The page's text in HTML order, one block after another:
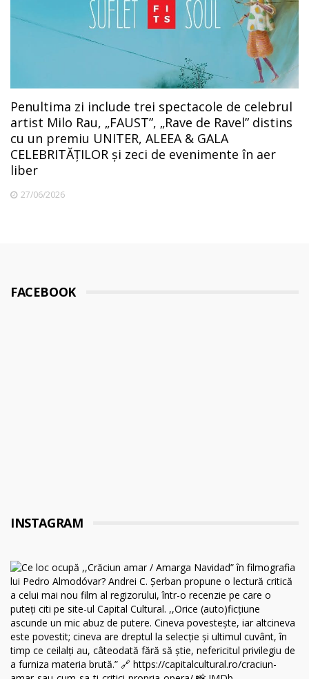
Penultima zi include trei spectacole de celebrul
artist Milo Rau, „FAUST”, „Rave de Ravel” distins
cu un premiu UNITER, ALEEA & GALA
CELEBRITĂȚILOR și zeci de evenimente în aer
liber
27/06/2026
FACEBOOK
INSTAGRAM